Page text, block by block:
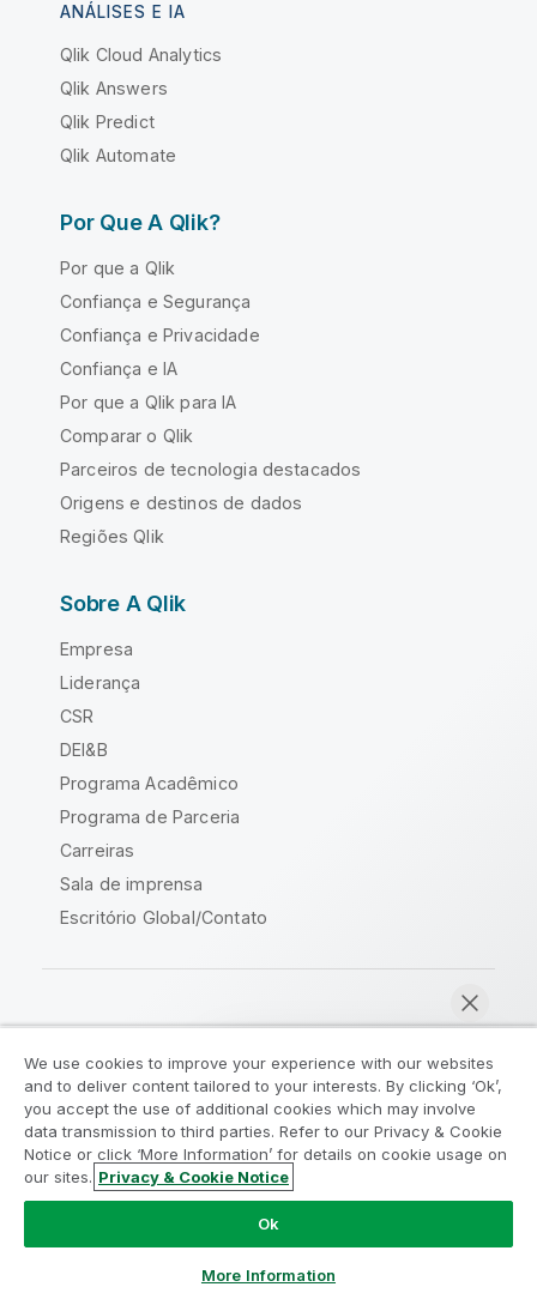
Bater papo agora
ANÁLISES E IA
Qlik Cloud Analytics
Qlik Answers
Qlik Predict
Qlik Automate
Por Que A Qlik?
Por que a Qlik
Confiança e Segurança
Confiança e Privacidade
Confiança e IA
Por que a Qlik para IA
Comparar o Qlik
Parceiros de tecnologia destacados
Origens e destinos de dados
Regiões Qlik
Sobre A Qlik
Empresa
Liderança
CSR
DEI&B
Programa Acadêmico
Programa de Parceria
Carreiras
Sala de imprensa
Escritório Global/Contato
Acordos legais
Termos do produto
Legal Policies
Políticas Legais
Termos de uso
Marcas comerciais
Do Not Share My Info
Copyright © 1993-2026 QlikTech International AB. Todos os
We use cookies to improve your experience with our websites
and to deliver content tailored to your interests. By clicking ‘Ok’,
you accept the use of additional cookies which may involve
data transmission to third parties. Refer to our Privacy & Cookie
Notice or click ‘More Information’ for details on cookie usage on
our sites. Privacy & Cookie Notice
Ok
More Information